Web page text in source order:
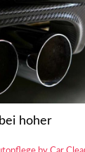
hoher